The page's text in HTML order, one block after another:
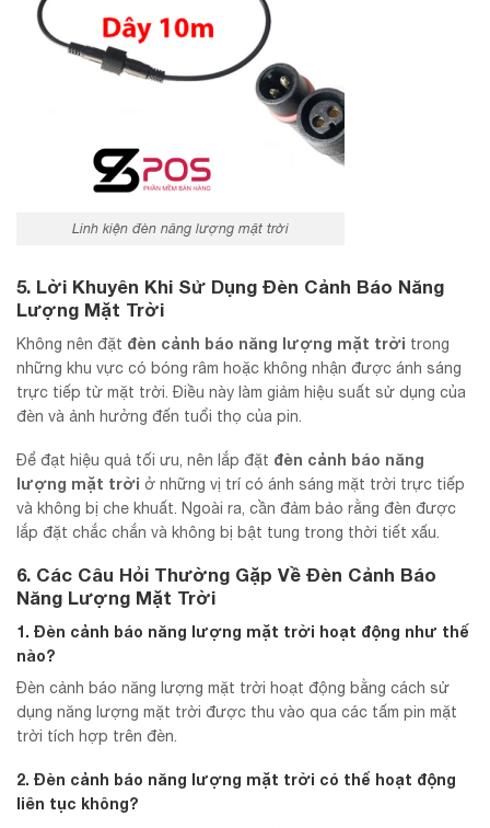
Linh kiện đèn năng lượng mặt trời
5. Lời Khuyên Khi Sử Dụng Đèn Cảnh Báo Năng
Lượng Mặt Trời
Không nên đặt đèn cảnh báo năng lượng mặt trời trong
những khu vực có bóng râm hoặc không nhận được ánh sáng
trực tiếp từ mặt trời. Điều này làm giảm hiệu suất sử dụng của
đèn và ảnh hưởng đến tuổi thọ của pin.
Để đạt hiệu quả tối ưu, nên lắp đặt đèn cảnh báo năng
lượng mặt trời ở những vị trí có ánh sáng mặt trời trực tiếp
và không bị che khuất. Ngoài ra, cần đảm bảo rằng đèn được
lắp đặt chắc chắn và không bị bật tung trong thời tiết xấu.
6. Các Câu Hỏi Thường Gặp Về Đèn Cảnh Báo
Năng Lượng Mặt Trời
1. Đèn cảnh báo năng lượng mặt trời hoạt động như thế
nào?
Đèn cảnh báo năng lượng mặt trời hoạt động bằng cách sử
dụng năng lượng mặt trời được thu vào qua các tấm pin mặt
trời tích hợp trên đèn.
2. Đèn cảnh báo năng lượng mặt trời có thể hoạt động
liên tục không?